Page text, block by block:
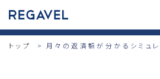
トップ 月々の返済額が分かるシミュレ